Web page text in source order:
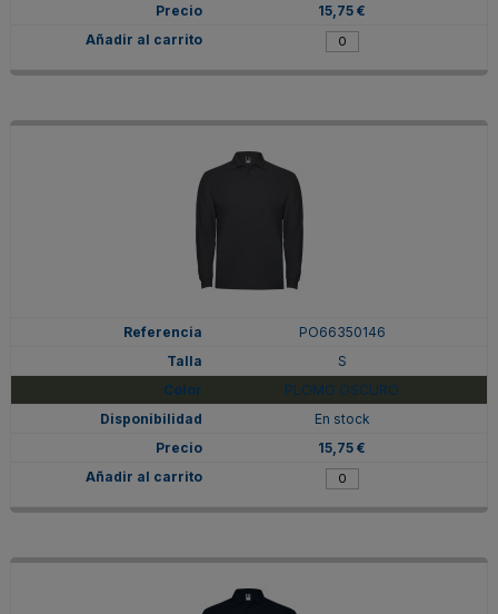
15,75 €
PO66350146
S
PLOMO OSCURO
En stock
15,75 €